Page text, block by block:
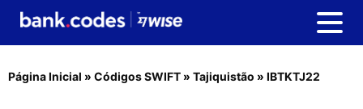
Página Inicial » Códigos SWIFT » Tajiquistão » IBTKTJ22